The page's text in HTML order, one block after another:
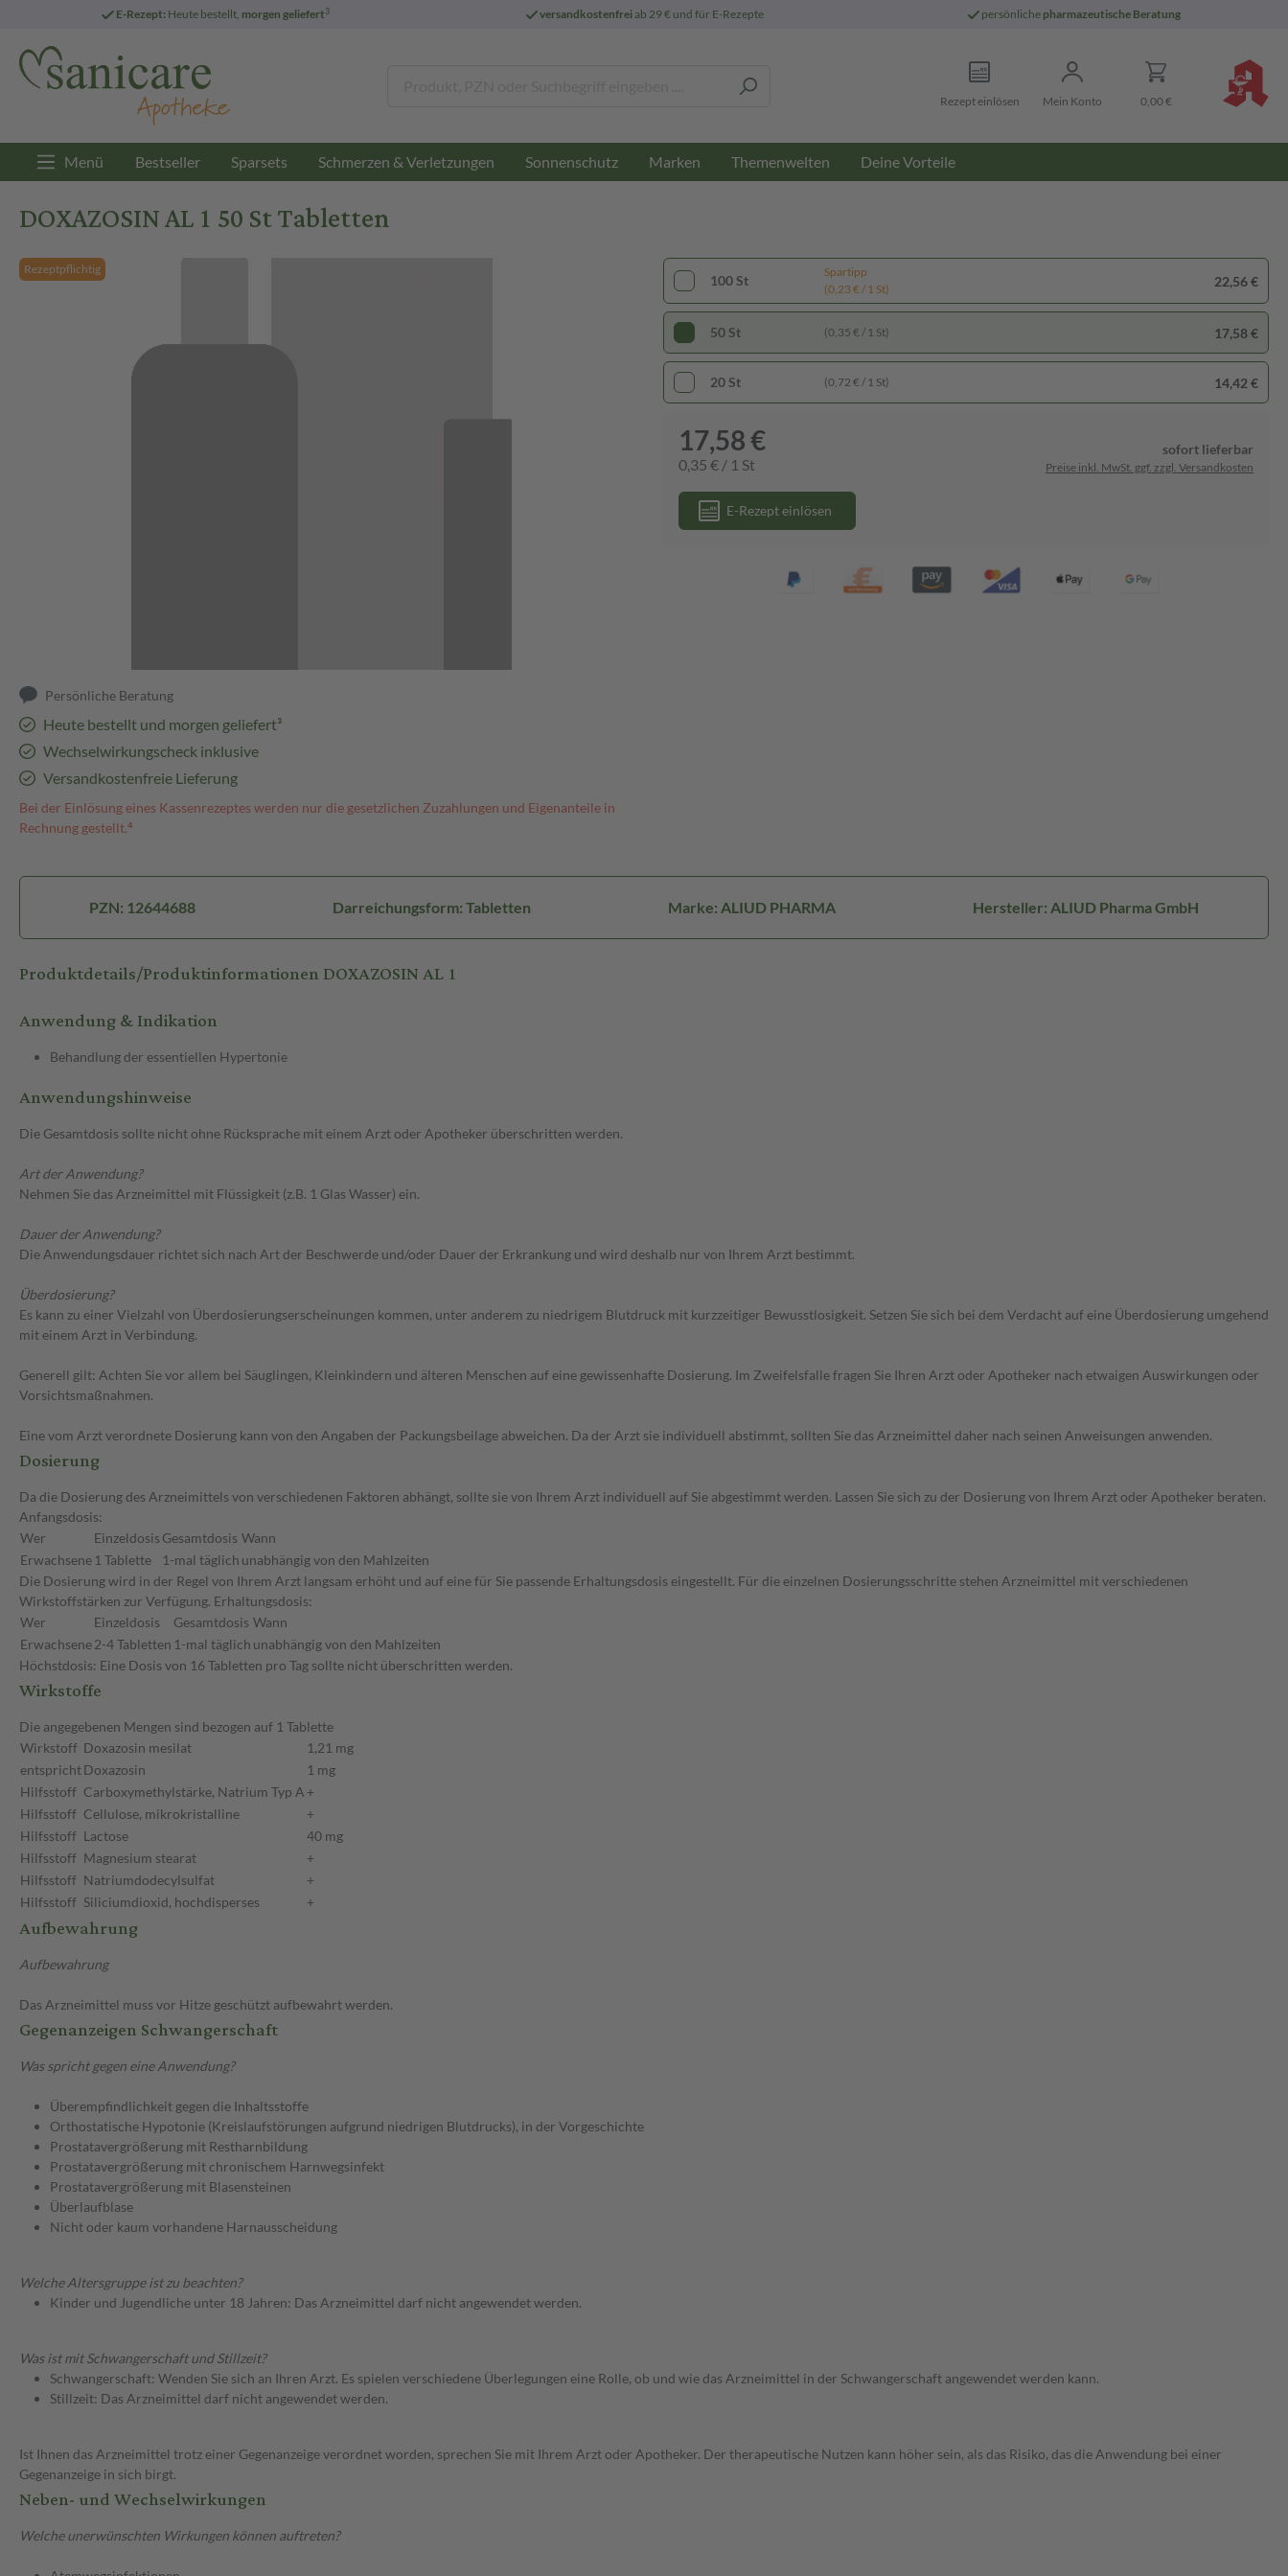
E-Rezept: Heute bestellt, morgen geliefert3 versandkostenfreiab 29 € und für E-Rezepte persönliche pharmazeutische Beratung
Rezept einlösen Mein Konto 0,00 €
Menü Bestseller Sparsets Schmerzen & Verletzungen Sonnenschutz Marken Themenwelten Deine Vorteile
DOXAZOSIN AL 1 50 St Tabletten
Rezeptpflichtig
Persönliche Beratung
Heute bestellt und morgen geliefert³
Wechselwirkungscheck inklusive
Versandkostenfreie Lieferung
Bei der Einlösung eines Kassenrezeptes werden nur die gesetzlichen Zuzahlungen und Eigenanteile in
Rechnung gestellt.⁴
100 St
Spartipp
(0,23 € / 1 St)
22,56 €
50 St (0,35 € / 1 St) 17,58 €
20 St (0,72 € / 1 St) 14,42 €
17,58 €
0,35 € / 1 St
sofort lieferbar
Preise inkl. MwSt. ggf. zzgl. Versandkosten
E-Rezept einlösen
PZN: 12644688 Darreichungsform: Tabletten Marke: ALIUD PHARMA Hersteller: ALIUD Pharma GmbH
Produktdetails/Produktinformationen DOXAZOSIN AL 1
Anwendung & Indikation
Behandlung der essentiellen Hypertonie
Anwendungshinweise
Die Gesamtdosis sollte nicht ohne Rücksprache mit einem Arzt oder Apotheker überschritten werden.
Art der Anwendung?
Nehmen Sie das Arzneimittel mit Flüssigkeit (z.B. 1 Glas Wasser) ein.
Dauer der Anwendung?
Die Anwendungsdauer richtet sich nach Art der Beschwerde und/oder Dauer der Erkrankung und wird deshalb nur von Ihrem Arzt bestimmt.
Überdosierung?
Es kann zu einer Vielzahl von Überdosierungserscheinungen kommen, unter anderem zu niedrigem Blutdruck mit kurzzeitiger Bewusstlosigkeit. Setzen Sie sich bei dem Verdacht auf eine Überdosierung umgehend
mit einem Arzt in Verbindung.
Generell gilt: Achten Sie vor allem bei Säuglingen, Kleinkindern und älteren Menschen auf eine gewissenhafte Dosierung. Im Zweifelsfalle fragen Sie Ihren Arzt oder Apotheker nach etwaigen Auswirkungen oder
Vorsichtsmaßnahmen.
Eine vom Arzt verordnete Dosierung kann von den Angaben der Packungsbeilage abweichen. Da der Arzt sie individuell abstimmt, sollten Sie das Arzneimittel daher nach seinen Anweisungen anwenden.
Dosierung
Da die Dosierung des Arzneimittels von verschiedenen Faktoren abhängt, sollte sie von Ihrem Arzt individuell auf Sie abgestimmt werden. Lassen Sie sich zu der Dosierung von Ihrem Arzt oder Apotheker beraten.
Anfangsdosis:
Wer
Einzeldosis Gesamtdosis Wann
Erwachsene 1 Tablette 1-mal täglich unabhängig von den Mahlzeiten
Die Dosierung wird in der Regel von Ihrem Arzt langsam erhöht und auf eine für Sie passende Erhaltungsdosis eingestellt. Für die einzelnen Dosierungsschritte stehen Arzneimittel mit verschiedenen
Wirkstoffstärken zur Verfügung. Erhaltungsdosis:
Wer
Einzeldosis Gesamtdosis Wann
Erwachsene2-4 Tabletten 1-mal täglich unabhängig von den Mahlzeiten
Höchstdosis: Eine Dosis von 16 Tabletten pro Tag sollte nicht überschritten werden.
Wirkstoffe
Die angegebenen Mengen sind bezogen auf 1 Tablette
Wirkstoff Doxazosin mesilat
1,21 mg
entsprichtDoxazosin
1 mg
Hilfsstoff Carboxymethylstärke, Natrium Typ A +
Hilfsstoff Cellulose, mikrokristalline
+
Hilfsstoff Lactose
40 mg
Hilfsstoff Magnesium stearat
+
Hilfsstoff Natriumdodecylsulfat
+
Hilfsstoff Siliciumdioxid, hochdisperses +
Aufbewahrung
Aufbewahrung
Das Arzneimittel muss vor Hitze geschützt aufbewahrt werden.
Gegenanzeigen Schwangerschaft
Was spricht gegen eine Anwendung?
Überempfindlichkeit gegen die Inhaltsstoffe
Orthostatische Hypotonie (Kreislaufstörungen aufgrund niedrigen Blutdrucks), in der Vorgeschichte
Prostatavergrößerung mit Restharnbildung
Prostatavergrößerung mit chronischem Harnwegsinfekt
Prostatavergrößerung mit Blasensteinen
Überlaufblase
Nicht oder kaum vorhandene Harnausscheidung
Welche Altersgruppe ist zu beachten?
Kinder und Jugendliche unter 18 Jahren: Das Arzneimittel darf nicht angewendet werden.
Was ist mit Schwangerschaft und Stillzeit?
Schwangerschaft: Wenden Sie sich an Ihren Arzt. Es spielen verschiedene Überlegungen eine Rolle, ob und wie das Arzneimittel in der Schwangerschaft angewendet werden kann.
Stillzeit: Das Arzneimittel darf nicht angewendet werden.
Ist Ihnen das Arzneimittel trotz einer Gegenanzeige verordnet worden, sprechen Sie mit Ihrem Arzt oder Apotheker. Der therapeutische Nutzen kann höher sein, als das Risiko, das die Anwendung bei einer
Gegenanzeige in sich birgt.
Neben- und Wechselwirkungen
Welche unerwünschten Wirkungen können auftreten?